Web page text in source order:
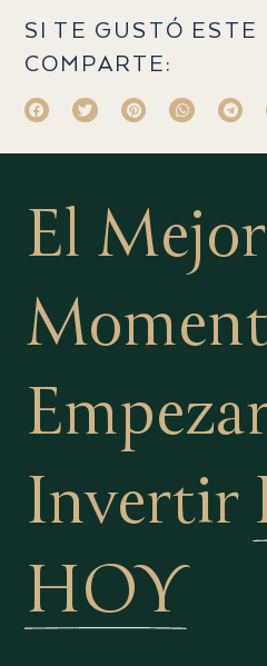
SI TE GUSTÓ ESTE
COMPARTE:
El Mejor
Invertir
HOY